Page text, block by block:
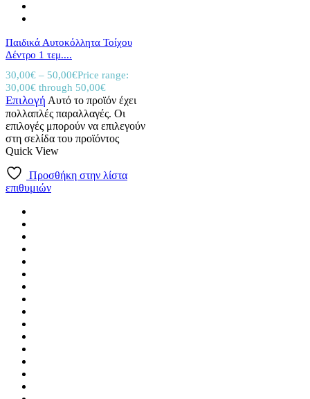
Παιδικά Αυτοκόλλητα Τοίχου
Δέντρο 1 τεμ....
30,00€ – 50,00€Price range:
30,00€ through 50,00€
Επιλογή Αυτό το προϊόν έχει
πολλαπλές παραλλαγές. Οι
επιλογές μπορούν να επιλεγούν
στη σελίδα του προϊόντος
Quick View
Προσθήκη στην λίστα
επιθυμιών